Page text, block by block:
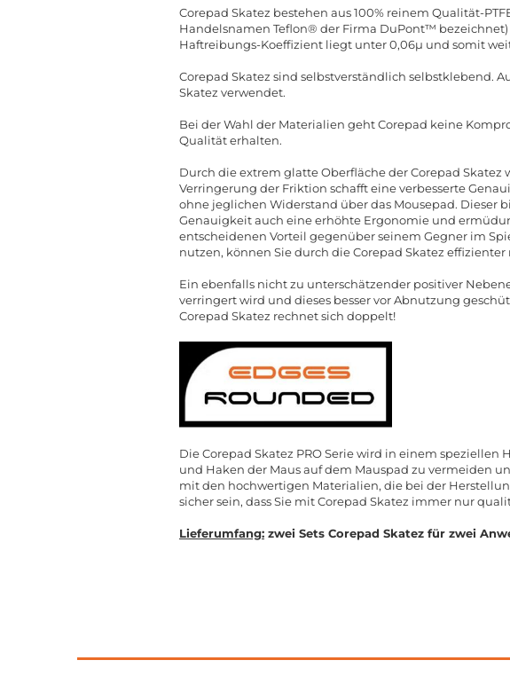
Corepad Skatez bestehen aus 100% reinem Qualität-
Handelsnamen Teflon® der Firma DuPont™
Haftreibungs-Koeffizient liegt unter 0,06µ und somit
Corepad Skatez sind selbstverständlich selbstklebend.
Skatez verwendet.
Bei der Wahl der Materialien geht Corepad keine
Qualität erhalten.
Durch die extrem glatte Oberfläche der Corepad
Verringerung der Friktion schafft eine verbesserte
ohne jeglichen Widerstand über das Mousepad. Dieser
Genauigkeit auch eine erhöhte Ergonomie und
entscheidenen Vorteil gegenüber seinem Gegner im
nutzen, können Sie durch die Corepad Skatez
Ein ebenfalls nicht zu unterschätzender positiver
verringert wird und dieses besser vor Abnutzung
Corepad Skatez rechnet sich doppelt!
Die Corepad Skatez PRO Serie wird in einem
und Haken der Maus auf dem Mauspad zu vermeiden
mit den hochwertigen Materialien, die bei der
sicher sein, dass Sie mit Corepad Skatez immer nur
Lieferumfang: zwei Sets Corepad Skatez für zwei